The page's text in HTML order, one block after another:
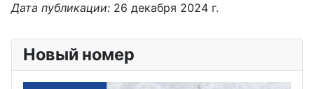
Дата публикации: 26 декабря 2024 г.
Новый номер